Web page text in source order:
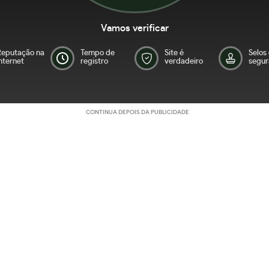
Vamos verificar
na
Tempo de
registro
Site é
verdadeiro
Selos
CONTINUA DEPOIS DA PUBLICIDADE